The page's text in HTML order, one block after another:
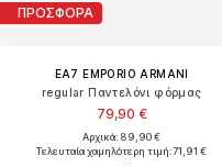
ΠΡΟΣΦΟΡΑ
EA7 EMPORIO ARMANI
regular Παντελόνι φόρμας
79,90 €
Αρχικά: 89,90 €
Τελευταία χαμηλότερη τιμή:71,91 €